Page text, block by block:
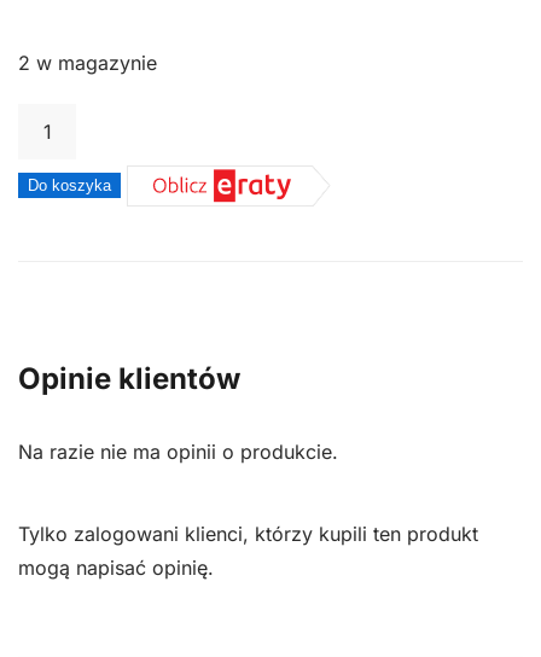
2 w magazynie
ilość
tnąca
3.0/223m
Do koszyka
Opinie klientów
Na razie nie ma opinii o produkcie.
Tylko zalogowani klienci, którzy kupili ten produkt
mogą napisać opinię.